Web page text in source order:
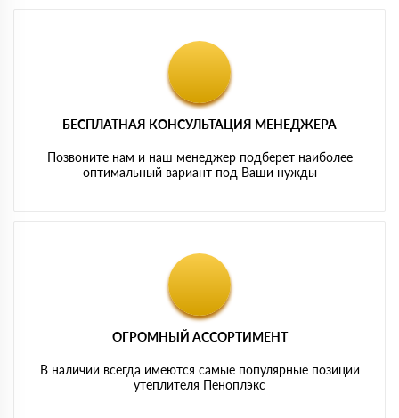
БЕСПЛАТНАЯ КОНСУЛЬТАЦИЯ МЕНЕДЖЕРА
Позвоните нам и наш менеджер подберет наиболее
оптимальный вариант под Ваши нужды
ОГРОМНЫЙ АССОРТИМЕНТ
В наличии всегда имеются самые популярные позиции
утеплителя Пеноплэкс